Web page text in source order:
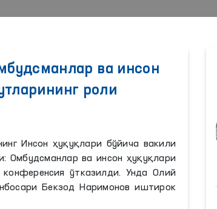
ва инсон
роли
Инсон ҳуқуқлари бўйича вакили
Омбудсманлар ва инсон ҳуқуқлари
ўтказилди. Унда Олий
Бекзод Наримонов иштирок